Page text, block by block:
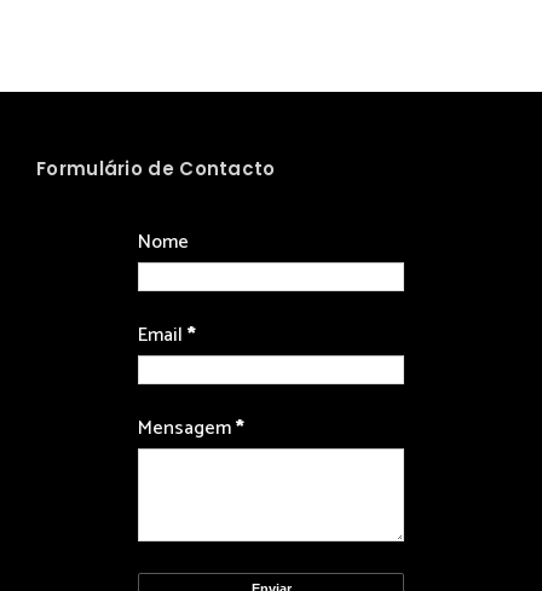
Formulário de Contacto
Nome
Email*
Mensagem*